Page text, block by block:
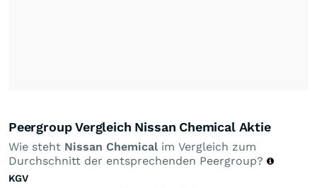
Peergroup Vergleich Nissan Chemical Aktie
Wie steht Nissan Chemical im Vergleich zum
Durchschnitt der entsprechenden Peergroup?
KGV